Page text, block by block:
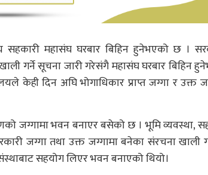
सहकारी महासंघ घरबार बिहिन हुनेभएको छ ।
गर्ने सूचना जारी गरेसंगै महासंघ घरबार बिहिन
केही दिन अघि भोगाधिकार प्राप्त जग्गा र उक्त
जग्गामा भवन बनाएर बसेको छ । भूमि व्यवस्था,
जग्गा तथा उक्त जग्गामा बनेका संरचना खाली
सहयोग लिएर भवन बनाएको थियो।